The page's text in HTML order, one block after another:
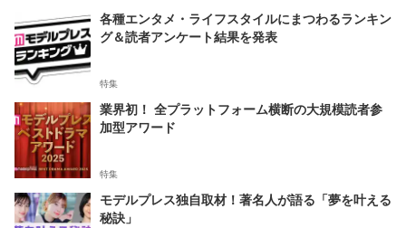
各種エンタメ・ライフスタイルにまつわるランキン
グ＆読者アンケート結果を発表
特集
業界初！ 全プラットフォーム横断の大規模読者参
加型アワード
特集
モデルプレス独自取材！著名人が語る「夢を叶える
秘訣」